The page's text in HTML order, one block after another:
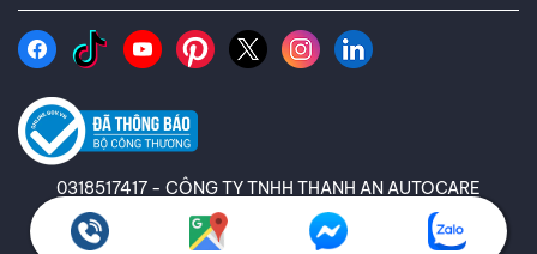
0318517417 - CÔNG TY TNHH THANH AN AUTOCARE